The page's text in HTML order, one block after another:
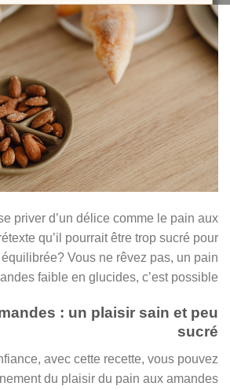
priver d’un délice comme le pain aux
qu’il pourrait être trop sucré pour
Vous ne rêvez pas, un pain
faible en glucides, c’est possible!
: un plaisir sain et peu
sucré
avec cette recette, vous pouvez
du plaisir du pain aux amandes